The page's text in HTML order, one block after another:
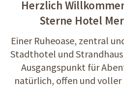
Herzlich
Sterne Hotel
Einer Ruheoase, zentral
Stadthotel und
Ausgangspunkt für
natürlich, offen und